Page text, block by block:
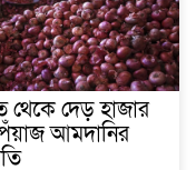
থেকে দেড় হাজার
আমদানির